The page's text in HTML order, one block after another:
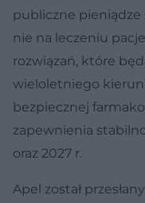
publiczne pieniądze
nie na leczeniu
rozwiązań, które
wieloletniego
bezpiecznej
zapewnienia
oraz 2027 r.
Apel został